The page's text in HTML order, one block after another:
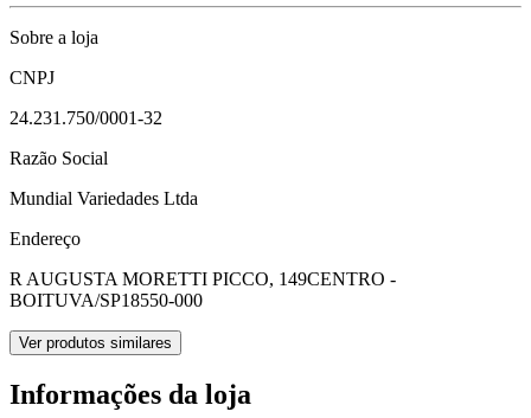
Sobre a loja
CNPJ
24.231.750/0001-32
Razão Social
Mundial Variedades Ltda
Endereço
R AUGUSTA MORETTI PICCO, 149CENTRO -
BOITUVA/SP18550-000
Ver produtos similares
Informações da loja